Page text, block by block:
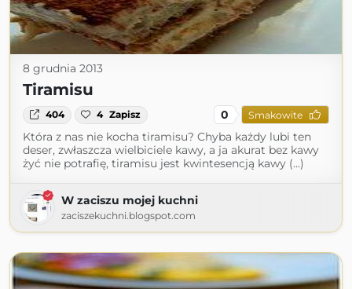
8 grudnia 2013
Tiramisu
404 4 Zapisz 0 Smakowite
Która z nas nie kocha tiramisu? Chyba każdy lubi ten
deser, zwłaszcza wielbiciele kawy, a ja akurat bez kawy
żyć nie potrafię, tiramisu jest kwintesencją kawy (...)
W zaciszu mojej kuchni
zaciszekuchni.blogspot.com